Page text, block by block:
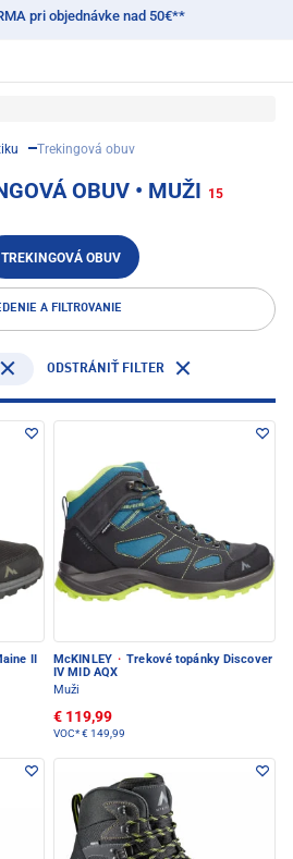
pri objednávke nad 50€**
Trekingová obuv
OBUV • MUŽI 15
TREKINGOVÁ OBUV
A FILTROVANIE
ODSTRÁNIŤ FILTER
II
McKINLEY · Trekové topánky Discover
IV MID AQX
Muži
€ 119,99
VOC*€ 149,99